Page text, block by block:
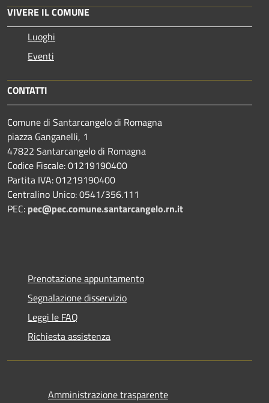
VIVERE IL COMUNE
Luoghi
Eventi
CONTATTI
Comune di Santarcangelo di Romagna
piazza Ganganelli, 1
47822 Santarcangelo di Romagna
Codice Fiscale: 01219190400
Partita IVA: 01219190400
Centralino Unico: 0541/356.111
PEC: pec@pec.comune.santarcangelo.rn.it
Prenotazione appuntamento
Segnalazione disservizio
Leggi le FAQ
Richiesta assistenza
Amministrazione trasparente